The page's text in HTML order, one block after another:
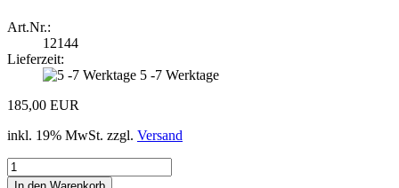
Art.Nr.:
12144
Lieferzeit:
5 -7 Werktage
185,00 EUR
inkl. 19% MwSt. zzgl. Versand